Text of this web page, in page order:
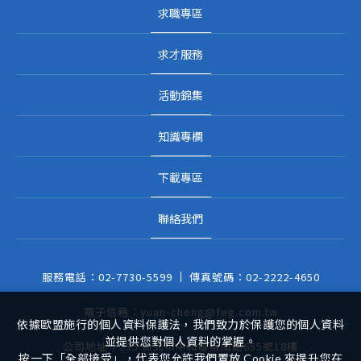
求職專區
求才服務
活動錦集
知識專欄
下載專區
聯絡我們
服務電話： 02-7730-5599 傳真號碼： 02-2222-4650
電子信箱： yuan-cheng@feg.com.tw
公司地址：235 新北市中和區板南路655號18樓
依據歐盟施行的個人資料保護法，我們致力於保護您的個人資料
並提供您對個人資料的掌握。
按一下「全部接受」，代表您允許我們置放 Cookie 來提升您在